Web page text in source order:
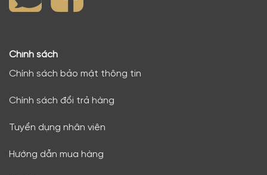
Chính sách
Chính sách bảo mật thông tin
Chính sách đổi trả hàng
Tuyển dụng nhân viên
Hướng dẫn mua hàng